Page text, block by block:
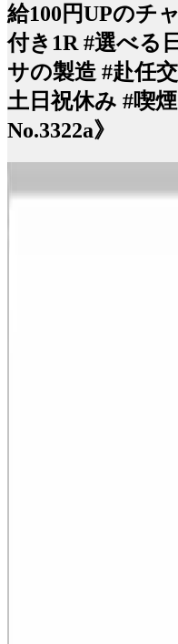
給100円UPのチ
付き1R #選べる
サの製造 #赴任
土日祝休み #喫
No.3322a》